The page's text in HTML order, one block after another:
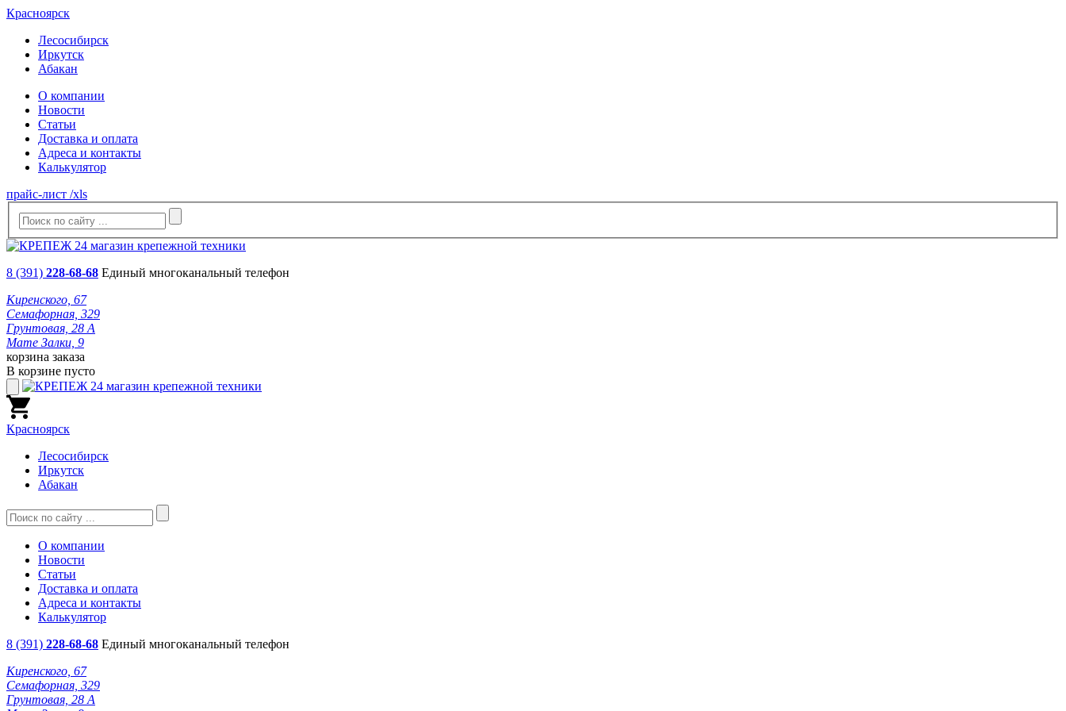
Красноярск
Лесосибирск
Иркутск
Абакан
О компании
Новости
Статьи
Доставка и оплата
Адреса и контакты
Калькулятор
прайс-лист /xls
8 (391) 228-68-68 Единый многоканальный телефон
Киренского, 67
Семафорная, 329
Грунтовая, 28 А
Мате Залки, 9
корзина заказа
В корзине пусто
Красноярск
Лесосибирск
Иркутск
Абакан
О компании
Новости
Статьи
Доставка и оплата
Адреса и контакты
Калькулятор
8 (391) 228-68-68 Единый многоканальный телефон
Киренского, 67
Семафорная, 329
Грунтовая, 28 А